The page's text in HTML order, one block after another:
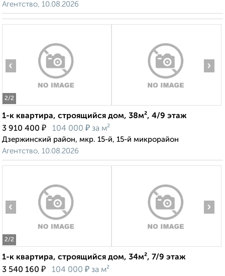
Агентство, 10.08.2026
2/2
‹ ›
1-к квартира, строящийся дом, 38м², 4/9 этаж
3 910 400 ₽ 104 000 ₽ за м²
Дзержинский район, мкр. 15-й, 15-й микрорайон
Агентство, 10.08.2026
2/2
‹ ›
1-к квартира, строящийся дом, 34м², 7/9 этаж
3 540 160 ₽ 104 000 ₽ за м²